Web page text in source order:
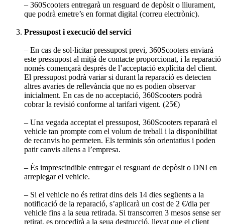
– 360Scooters entregarà un resguard de depòsit o lliurament,
que podrà emetre’s en format digital (correu electrònic).
Pressupost i execució del servici
– En cas de sol·licitar pressupost previ, 360Scooters enviarà
este pressupost al mitjà de contacte proporcionat, i la reparació
només començarà després de l’acceptació explícita del client.
El pressupost podrà variar si durant la reparació es detecten
altres avaries de rellevància que no es podien observar
inicialment. En cas de no acceptació, 360Scooters podrà
cobrar la revisió conforme al tarifari vigent. (25€)
– Una vegada acceptat el pressupost, 360Scooters repararà el
vehicle tan prompte com el volum de treball i la disponibilitat
de recanvis ho permeten. Els terminis són orientatius i poden
patir canvis aliens a l’empresa.
– És imprescindible entregar el resguard de depòsit o DNI en
arreplegar el vehicle.
– Si el vehicle no és retirat dins dels 14 dies següents a la
notificació de la reparació, s’aplicarà un cost de 2 €/dia per
vehicle fins a la seua retirada. Si transcorren 3 mesos sense ser
retirat, es procedirà a la seua destrucció, llevat que el client